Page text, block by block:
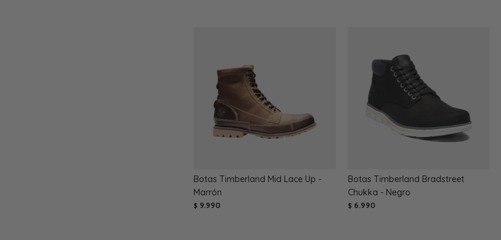
Botas Timberland Mid Lace Up -
Marrón
$ 9.990
Botas Timberland Bradstreet
Chukka - Negro
$ 6.990